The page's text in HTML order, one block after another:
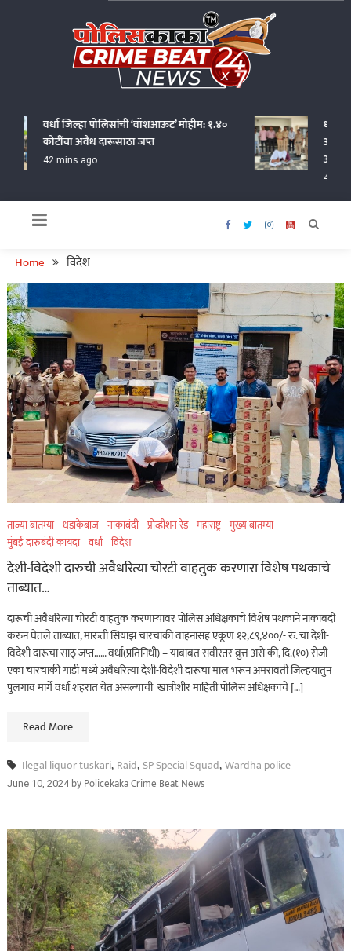
वर्धा जिल्हा पोलिसांची ‘वॉशआऊट’ मोहीम: १.४०
कोटींचा अवैध दारूसाठा जप्त
42 mins ago
आणि ६१
48 mins
Home विदेश
ताज्या बातम्या धडाकेबाज नाकाबंदी प्रोव्हीशन रेड महाराष्ट्र मुख्य बातम्या
मुंबई दारुबंदी कायदा वर्धा विदेश
देशी-विदेशी दारुची अवैधरित्या चोरटी वाहतुक करणारा विशेष पथकाचे
ताब्यात…
दारूची अवैधरित्या चोरटी वाहतुक करणाऱ्यावर पोलिस अधिक्षकांचे विशेष पथकाने नाकाबंदी
करुन घेतले ताब्यात, मारुती सियाझ चारचाकी वाहनासह एकूण १२,८९,४००/- रु. चा देशी-
विदेशी दारूचा साठ् जप्त…… वर्धा(प्रतिनिधी) – याबाबत सवीस्तर व्रुत्त असे की, दि.(१०) रोजी
एका चारचाकी गाडी मध्ये अवैधरित्या देशी-विदेशी दारूचा माल भरून अमरावती जिल्हयातुन
पुलगाव मार्गे वर्धा शहरात येत असल्याची खात्रीशीर माहिती पोलिस अधिक्षकांचे […]
Read More
Ilegal liquor tuskari, Raid,SP Special Squad,Wardha police
June 10, 2024byPolicekaka Crime Beat News